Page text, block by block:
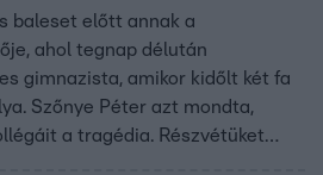
baleset előtt annak a
ahol tegnap délután
gimnazista, amikor kidőlt két fa
Szőnye Péter azt mondta,
a tragédia. Részvétüket